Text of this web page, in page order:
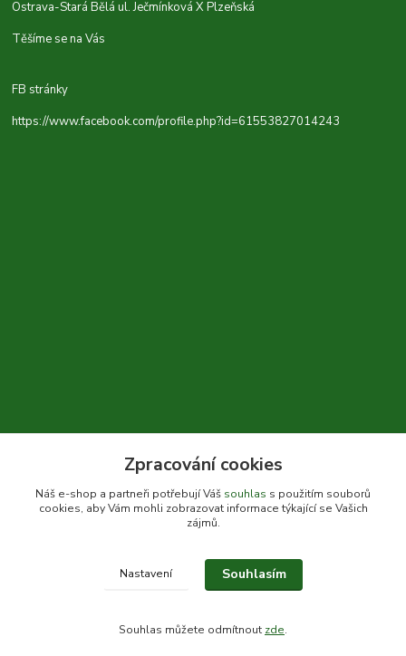
Ostrava-Stará Bělá ul. Ječmínková X Plzeňská
Těšíme se na Vás
FB stránky
https://www.facebook.com/profile.php?id=61553827014243
+420 604 310 066
© Bylinky Krkoška 2020-2026
Zpracování cookies
Náš e-shop a partneři potřebují Váš souhlas s použitím souborů
cookies, aby Vám mohli zobrazovat informace týkající se Vašich
zájmů.
Nastavení Souhlasím
Souhlas můžete odmítnout zde.